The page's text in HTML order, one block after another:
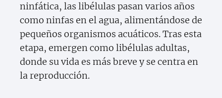
ninfática, las libélulas pasan varios años
como ninfas en el agua, alimentándose de
pequeños organismos acuáticos. Tras esta
etapa, emergen como libélulas adultas,
donde su vida es más breve y se centra en
la reproducción.